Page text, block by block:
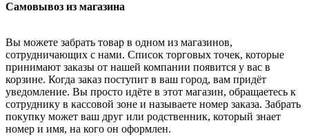
Самовывоз из магазина
Вы можете забрать товар в одном из магазинов,
сотрудничающих с нами. Список торговых точек, которые
принимают заказы от нашей компании появится у вас в
корзине. Когда заказ поступит в ваш город, вам придёт
уведомление. Вы просто идёте в этот магазин, обращаетесь к
сотруднику в кассовой зоне и называете номер заказа. Забрать
покупку может ваш друг или родственник, который знает
номер и имя, на кого он оформлен.